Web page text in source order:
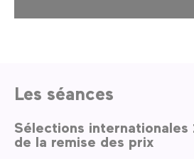
Les séances
Sélections internationales
de la remise des prix